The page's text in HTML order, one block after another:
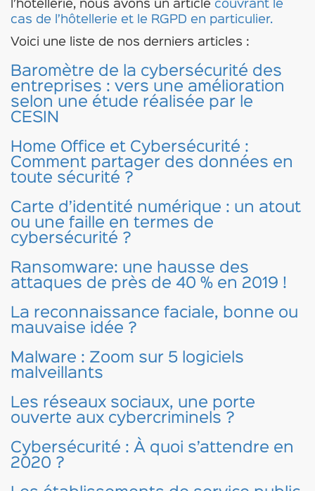
l’hôtellerie, nous avons un article couvrant le
cas de l’hôtellerie et le RGPD en particulier.
Voici une liste de nos derniers articles :
Baromètre de la cybersécurité des
entreprises : vers une amélioration
selon une étude réalisée par le
CESIN
Home Office et Cybersécurité :
Comment partager des données en
toute sécurité ?
Carte d’identité numérique : un atout
ou une faille en termes de
cybersécurité ?
Ransomware: une hausse des
attaques de près de 40 % en 2019 !
La reconnaissance faciale, bonne ou
mauvaise idée ?
Malware : Zoom sur 5 logiciels
malveillants
Les réseaux sociaux, une porte
ouverte aux cybercriminels ?
Cybersécurité : À quoi s’attendre en
2020 ?